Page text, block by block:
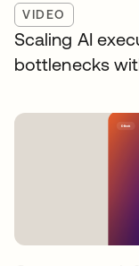
VIDEO
Scaling AI
bottlenecks